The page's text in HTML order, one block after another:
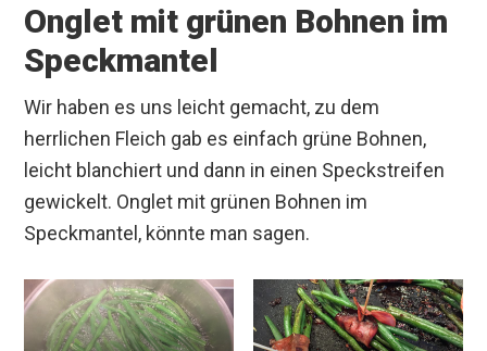
Onglet mit grünen Bohnen im
Speckmantel
Wir haben es uns leicht gemacht, zu dem
herrlichen Fleich gab es einfach grüne Bohnen,
leicht blanchiert und dann in einen Speckstreifen
gewickelt. Onglet mit grünen Bohnen im
Speckmantel, könnte man sagen.